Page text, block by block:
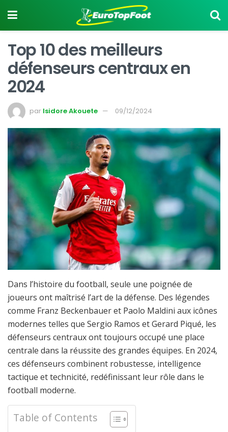
Top 10 des meilleurs
défenseurs centraux en
2024
par Isidore Akouete 09/12/2024
Dans l’histoire du football, seule une poignée de
joueurs ont maîtrisé l’art de la défense. Des légendes
comme Franz Beckenbauer et Paolo Maldini aux icônes
modernes telles que Sergio Ramos et Gerard Piqué, les
défenseurs centraux ont toujours occupé une place
centrale dans la réussite des grandes équipes. En 2024,
ces défenseurs combinent robustesse, intelligence
tactique et technicité, redéfinissant leur rôle dans le
football moderne.
Table of Contents